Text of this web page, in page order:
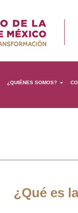
¿QUIÉNES SOMOS?
¿Qué es